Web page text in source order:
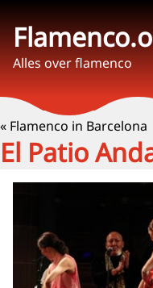
Alles over flamenco
« Flamenco in Barcelona
El Patio